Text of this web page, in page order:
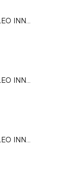
Highlights J17 - R1 ALEO INNOVATION | US Carqueiranne Crau VS US Mandelieu LN
Highlights J17 - R1 ALEO INNOVATION | Berre SP.C. VS F.C. Beausoleil
Highlights J17 - R1 ALEO INNOVATION | AC Vedène Le Pontet VS MGCB FC